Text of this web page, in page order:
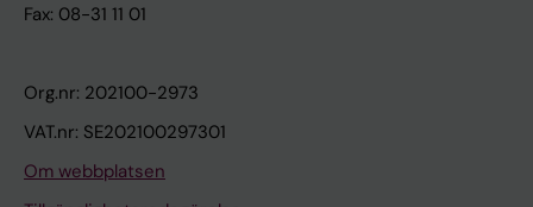
Fax: 08-31 11 01
Org.nr: 202100-2973
VAT.nr: SE202100297301
Om webbplatsen